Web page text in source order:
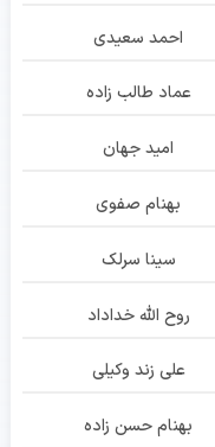
احمد سعیدی
عماد طالب زاده
امید جهان
بهنام صفوی
سینا سرلک
روح الله خداداد
علی زند وکیلی
بهنام حسن زاده